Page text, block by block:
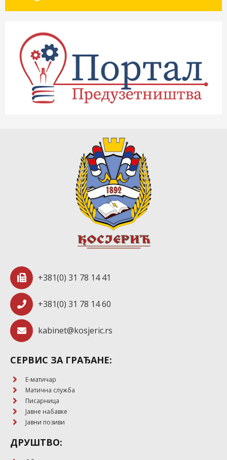
+381(0) 31 78 14 41
+381(0) 31 78 14 60
kabinet@kosjeric.rs
СЕРВИС ЗА ГРАЂАНЕ:
E-матичар
Матична служба
Писарница
Јавне набавке
Јавни позиви
ДРУШТВО: